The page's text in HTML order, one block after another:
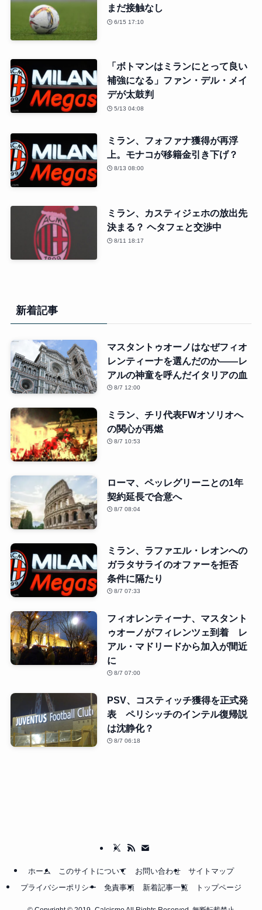
まだ接触なし
6/15 17:10
「ボトマンはミランにとって良い
補強になる」ファン・デル・メイ
デが太鼓判
5/13 04:08
ミラン、フォファナ獲得が再浮
上。モナコが移籍金引き下げ？
8/13 08:00
ミラン、カスティジェホの放出先
決まる？ ヘタフェと交渉中
8/11 18:17
新着記事
マスタントゥオーノはなぜフィオ
レンティーナを選んだのか――レ
アルの神童を呼んだイタリアの血
8/7 12:00
ミラン、チリ代表FWオソリオへ
の関心が再燃
8/7 10:53
ローマ、ペッレグリーニとの1年
契約延長で合意へ
8/7 08:04
ミラン、ラファエル・レオンへの
ガラタサライのオファーを拒否
条件に隔たり
8/7 07:33
フィオレンティーナ、マスタント
ゥオーノがフィレンツェ到着 レ
アル・マドリードから加入が間近
に
8/7 07:00
PSV、コスティッチ獲得を正式発
表 ペリシッチのインテル復帰説
は沈静化？
8/7 06:18
ホーム このサイトについて お問い合わせ
サイトマップ
プライバシーポリシー
免責事項 新着記事一覧 トップページ